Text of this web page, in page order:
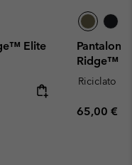
Elite
Ridge™
Riciclato
Regular
65,00 €